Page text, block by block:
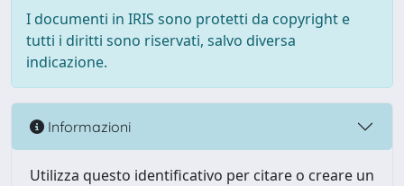
I documenti in IRIS sono protetti da copyright e
tutti i diritti sono riservati, salvo diversa
indicazione.
Informazioni
Utilizza questo identificativo per citare o creare un